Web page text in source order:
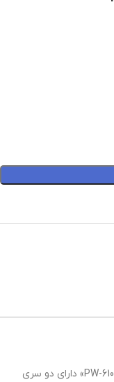
موزن گوش و بینی «پروویو» (Prowave) مدل «PW-6107» دارای دو سری